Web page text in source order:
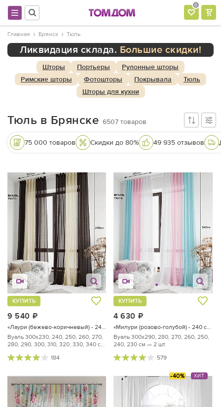
0
Главная Брянск Тюль
Ликвидация склада. Большие скидки!
Шторы Портьеры
Рулонные шторы
Римские шторы
Фотошторы Покрывала
Тюль
Шторы для кухни
Тюль в Брянске 6507товаров
75 000 товаров Скидки до 80% 49 935 отзывов
9 540
КУПИТЬ
«Лаури (бежево-коричневый) - 240 см»
Вуаль 300х230, 240, 250, 260, 270,
280, 290, 300, 310, 320, 330, 340 см
184
4 630
КУПИТЬ
«Милури (розово-голубой) - 240 см»
Вуаль 300х290, 280, 270, 260, 250,
240, 230 см — 2 шт.
579
-40% ХИТ